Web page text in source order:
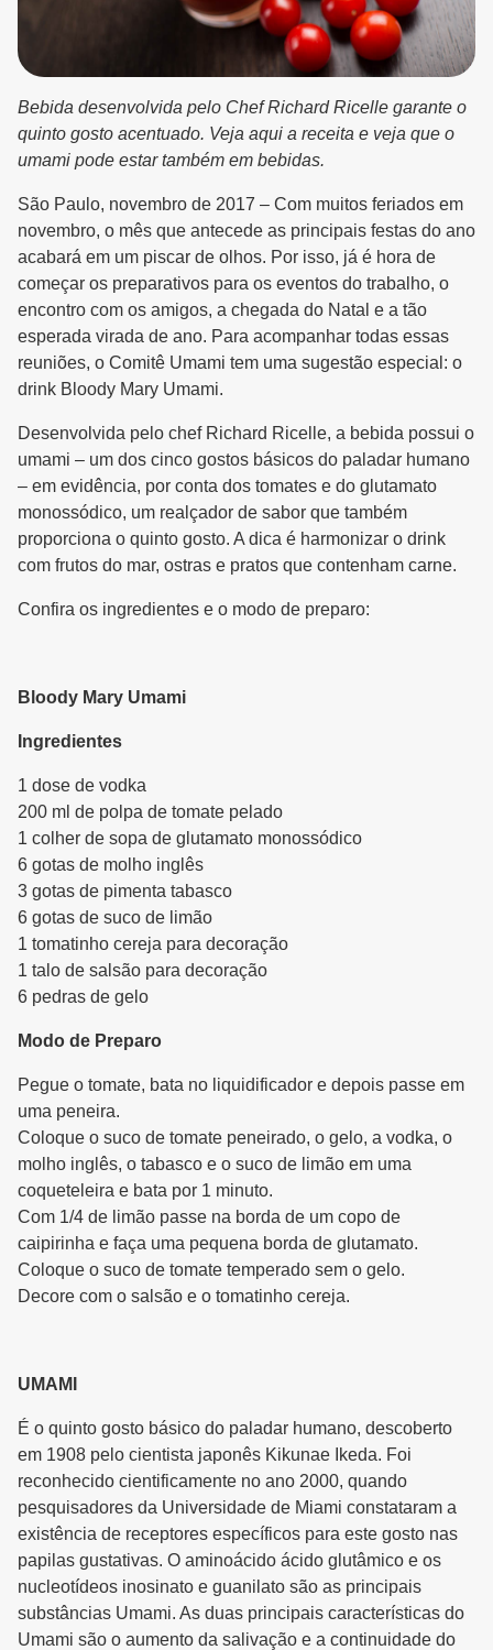
Bebida desenvolvida pelo Chef Richard Ricelle garante o
quinto gosto acentuado. Veja aqui a receita e veja que o
umami pode estar também em bebidas.
São Paulo, novembro de 2017 – Com muitos feriados em
novembro, o mês que antecede as principais festas do ano
acabará em um piscar de olhos. Por isso, já é hora de
começar os preparativos para os eventos do trabalho, o
encontro com os amigos, a chegada do Natal e a tão
esperada virada de ano. Para acompanhar todas essas
reuniões, o Comitê Umami tem uma sugestão especial: o
drink Bloody Mary Umami.
Desenvolvida pelo chef Richard Ricelle, a bebida possui o
umami – um dos cinco gostos básicos do paladar humano
– em evidência, por conta dos tomates e do glutamato
monossódico, um realçador de sabor que também
proporciona o quinto gosto. A dica é harmonizar o drink
com frutos do mar, ostras e pratos que contenham carne.
Confira os ingredientes e o modo de preparo:
Bloody Mary Umami
Ingredientes
1 dose de vodka
200 ml de polpa de tomate pelado
1 colher de sopa de glutamato monossódico
6 gotas de molho inglês
3 gotas de pimenta tabasco
6 gotas de suco de limão
1 tomatinho cereja para decoração
1 talo de salsão para decoração
6 pedras de gelo
Modo de Preparo
Pegue o tomate, bata no liquidificador e depois passe em
uma peneira.
Coloque o suco de tomate peneirado, o gelo, a vodka, o
molho inglês, o tabasco e o suco de limão em uma
coqueteleira e bata por 1 minuto.
Com 1/4 de limão passe na borda de um copo de
caipirinha e faça uma pequena borda de glutamato.
Coloque o suco de tomate temperado sem o gelo.
Decore com o salsão e o tomatinho cereja.
UMAMI
É o quinto gosto básico do paladar humano, descoberto
em 1908 pelo cientista japonês Kikunae Ikeda. Foi
reconhecido cientificamente no ano 2000, quando
pesquisadores da Universidade de Miami constataram a
existência de receptores específicos para este gosto nas
papilas gustativas. O aminoácido ácido glutâmico e os
nucleotídeos inosinato e guanilato são as principais
substâncias Umami. As duas principais características do
Umami são o aumento da salivação e a continuidade do